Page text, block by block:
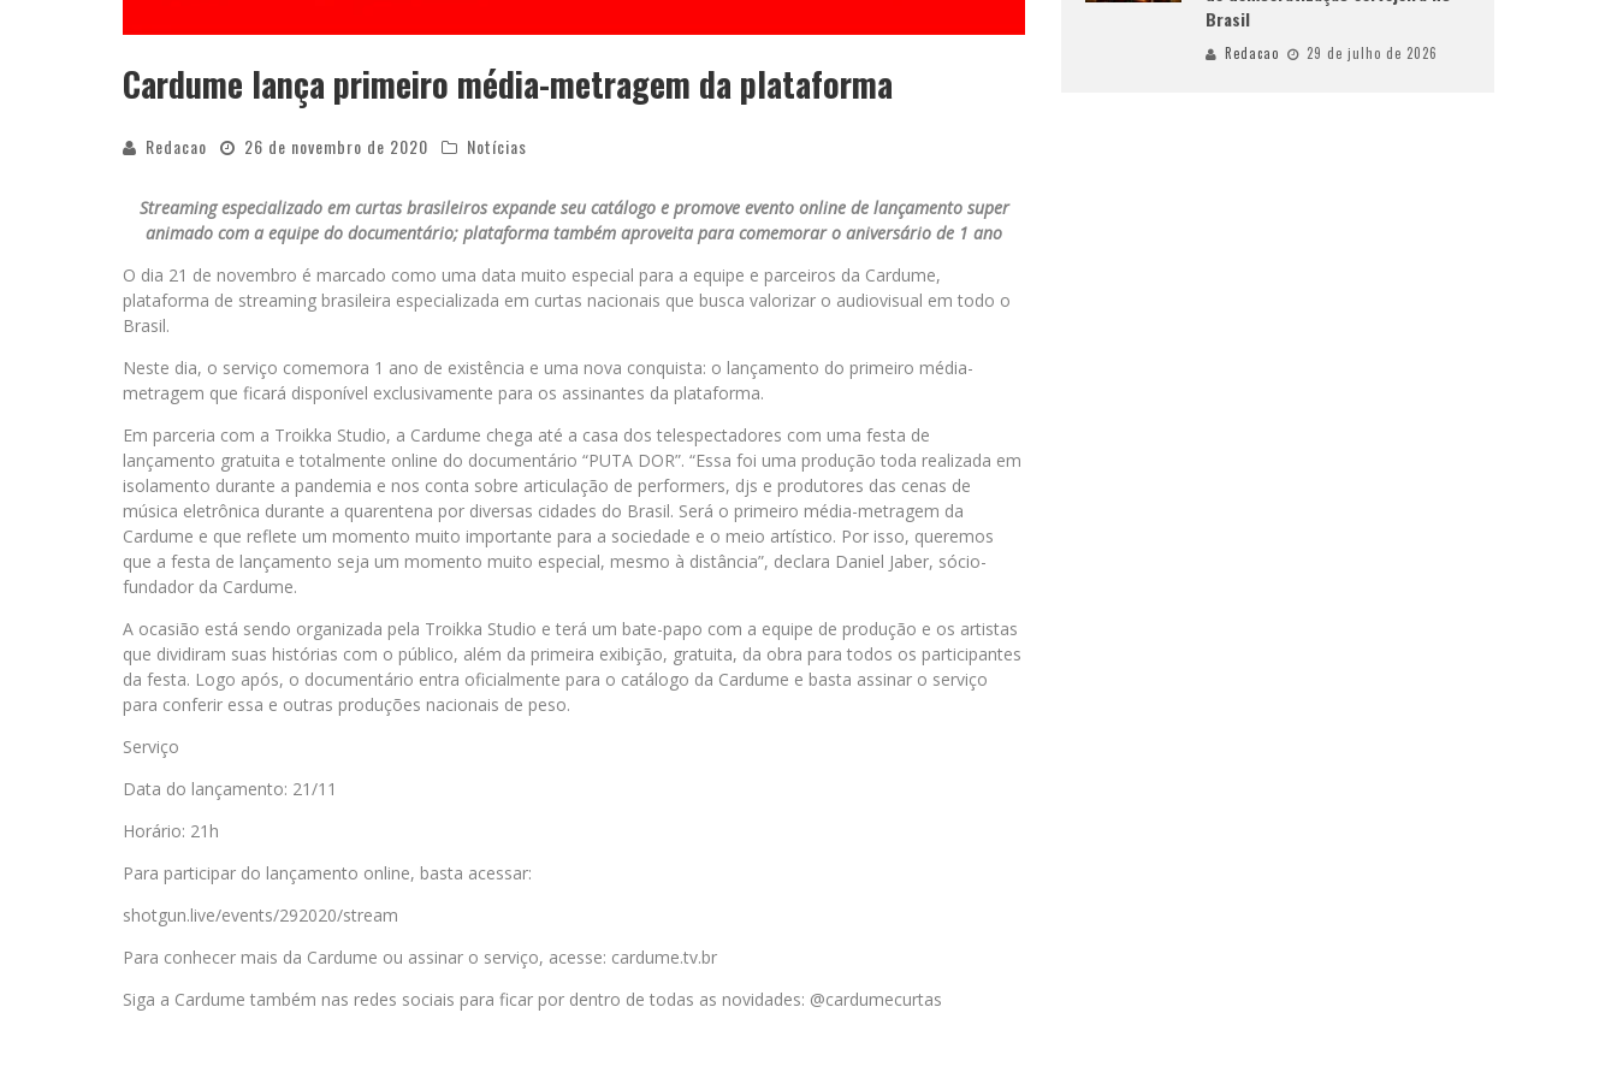
Cardume lança primeiro média-metragem da plataforma
Redacao 26 de novembro de 2020 Notícias
Streaming especializado em curtas brasileiros expande seu catálogo e promove evento online de lançamento super
animado com a equipe do documentário; plataforma também aproveita para comemorar o aniversário de 1 ano
O dia 21 de novembro é marcado como uma data muito especial para a equipe e parceiros da Cardume,
plataforma de streaming brasileira especializada em curtas nacionais que busca valorizar o audiovisual em todo o
Brasil.
Neste dia, o serviço comemora 1 ano de existência e uma nova conquista: o lançamento do primeiro média-
metragem que ficará disponível exclusivamente para os assinantes da plataforma.
Em parceria com a Troikka Studio, a Cardume chega até a casa dos telespectadores com uma festa de
lançamento gratuita e totalmente online do documentário “PUTA DOR”. “Essa foi uma produção toda realizada em
isolamento durante a pandemia e nos conta sobre articulação de performers, djs e produtores das cenas de
música eletrônica durante a quarentena por diversas cidades do Brasil. Será o primeiro média-metragem da
Cardume e que reflete um momento muito importante para a sociedade e o meio artístico. Por isso, queremos
que a festa de lançamento seja um momento muito especial, mesmo à distância”, declara Daniel Jaber, sócio-
fundador da Cardume.
A ocasião está sendo organizada pela Troikka Studio e terá um bate-papo com a equipe de produção e os artistas
que dividiram suas histórias com o público, além da primeira exibição, gratuita, da obra para todos os participantes
da festa. Logo após, o documentário entra oficialmente para o catálogo da Cardume e basta assinar o serviço
para conferir essa e outras produções nacionais de peso.
Serviço
Data do lançamento: 21/11
Horário: 21h
Para participar do lançamento online, basta acessar:
shotgun.live/events/292020/stream
Para conhecer mais da Cardume ou assinar o serviço, acesse: cardume.tv.br
Siga a Cardume também nas redes sociais para ficar por dentro de todas as novidades: @cardumecurtas
Brasil
Redacao 29 de julho de 2026